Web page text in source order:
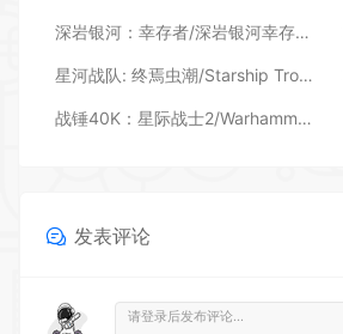
深岩银河：幸存者/深岩银河幸存者/Deep Rock Galactic: Survivor （更新 v1.0.250p—更新DLC）
星河战队: 终焉虫潮/Starship Troopers: Ultimate Bug War! （更新v1.2.0）
战锤40K：星际战士2/Warhammer 40,000: Space Marine 2 (更新v12.3.0.1)
发表评论